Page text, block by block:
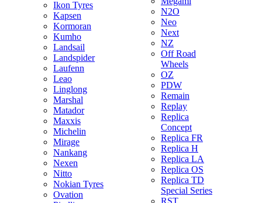
Ikon Tyres
Kapsen
Kormoran
Kumho
Landsail
Landspider
Laufenn
Leao
Linglong
Marshal
Matador
Maxxis
Michelin
Mirage
Nankang
Nexen
Nitto
Nokian Tyres
Ovation
N2O
Neo
Next
NZ
Off Road
Wheels
OZ
PDW
Remain
Replay
Replica
Concept
Replica FR
Replica H
Replica LA
Replica OS
Replica TD
Special Series
RST